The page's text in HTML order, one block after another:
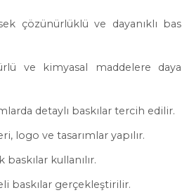
çözünürlüklü ve dayanıklı
ve kimyasal maddelere
detaylı baskılar tercih edilir.
logo ve tasarımlar yapılır.
kullanılır.
baskılar gerçekleştirilir.